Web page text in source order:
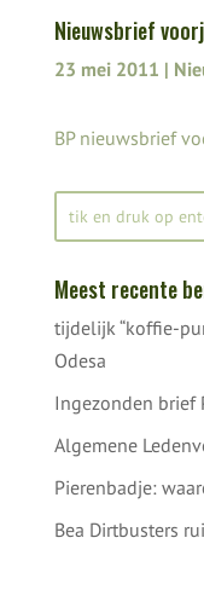
Nieuwsbrief
23 mei 2011 |
BP nieuwsbrief
Meest recente
tijdelijk “koffie-
Odesa
Ingezonden brief
Algemene
Pierenbadje:
Bea Dirtbusters